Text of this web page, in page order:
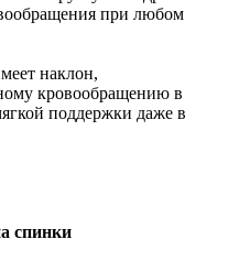
при любом
наклон,
кровообращению в
поддержки даже в
спинки